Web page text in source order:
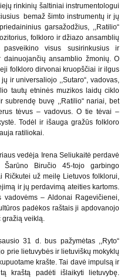
rinkinių šaltiniai instrumentologui
bemaž šimto instrumentų ir jų
garsažodžius, ,,Ratilio“
folkloro ir džiazo ansamblių
pasveikino visus susirinkusius ir
ansamblio žmonių. O
folkloro dirvonai kruopščiai ir ilgus
ir universaliojo ,,Sutaro“, vadovas,
tautų etninės muzikos laidų ciklo
subrendę buvę ,,Ratilio“ nariai, bet
tėvus – vadovus. O tie tėvai –
Todėl ir išauga gražūs folkloro
ratiliokai.
vedėja Irena Seliukaitė perdavė
Biručio 45-tojo garbingo
Ričkutei už meilę Lietuvos folklorui,
ir jų perdavimą ateities kartoms.
– Aldonai Ragevičienei,
padėkos raštais ji apdovanojo
gražią veiklą.
31 d. bus pažymėtas ,,Ryto“
prie lietuvybės ir lietuviškų mokyklų
krašte. Tai davė impulsą ir
kraštą padėti išlaikyti lietuvybę.